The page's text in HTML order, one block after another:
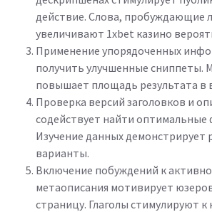
действие. Слова, пробуждающие
увеличивают 1xbet казино
Применение упорядоченных
получить улучшенные сниппеты.
повышает площадь результата в
Проверка версий заголовков и
содействует найти оптимальные
Изучение данных демонстрирует
варианты.
Включение побуждений к
метаописания мотивирует
страницу. Глаголы стимулируют